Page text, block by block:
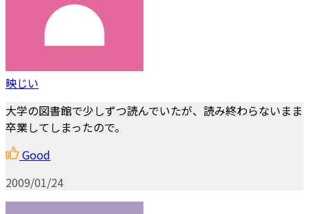
映じい
大学の図書館で少しずつ読んでいたが、読み終わらないまま
卒業してしまったので。
Good
2009/01/24